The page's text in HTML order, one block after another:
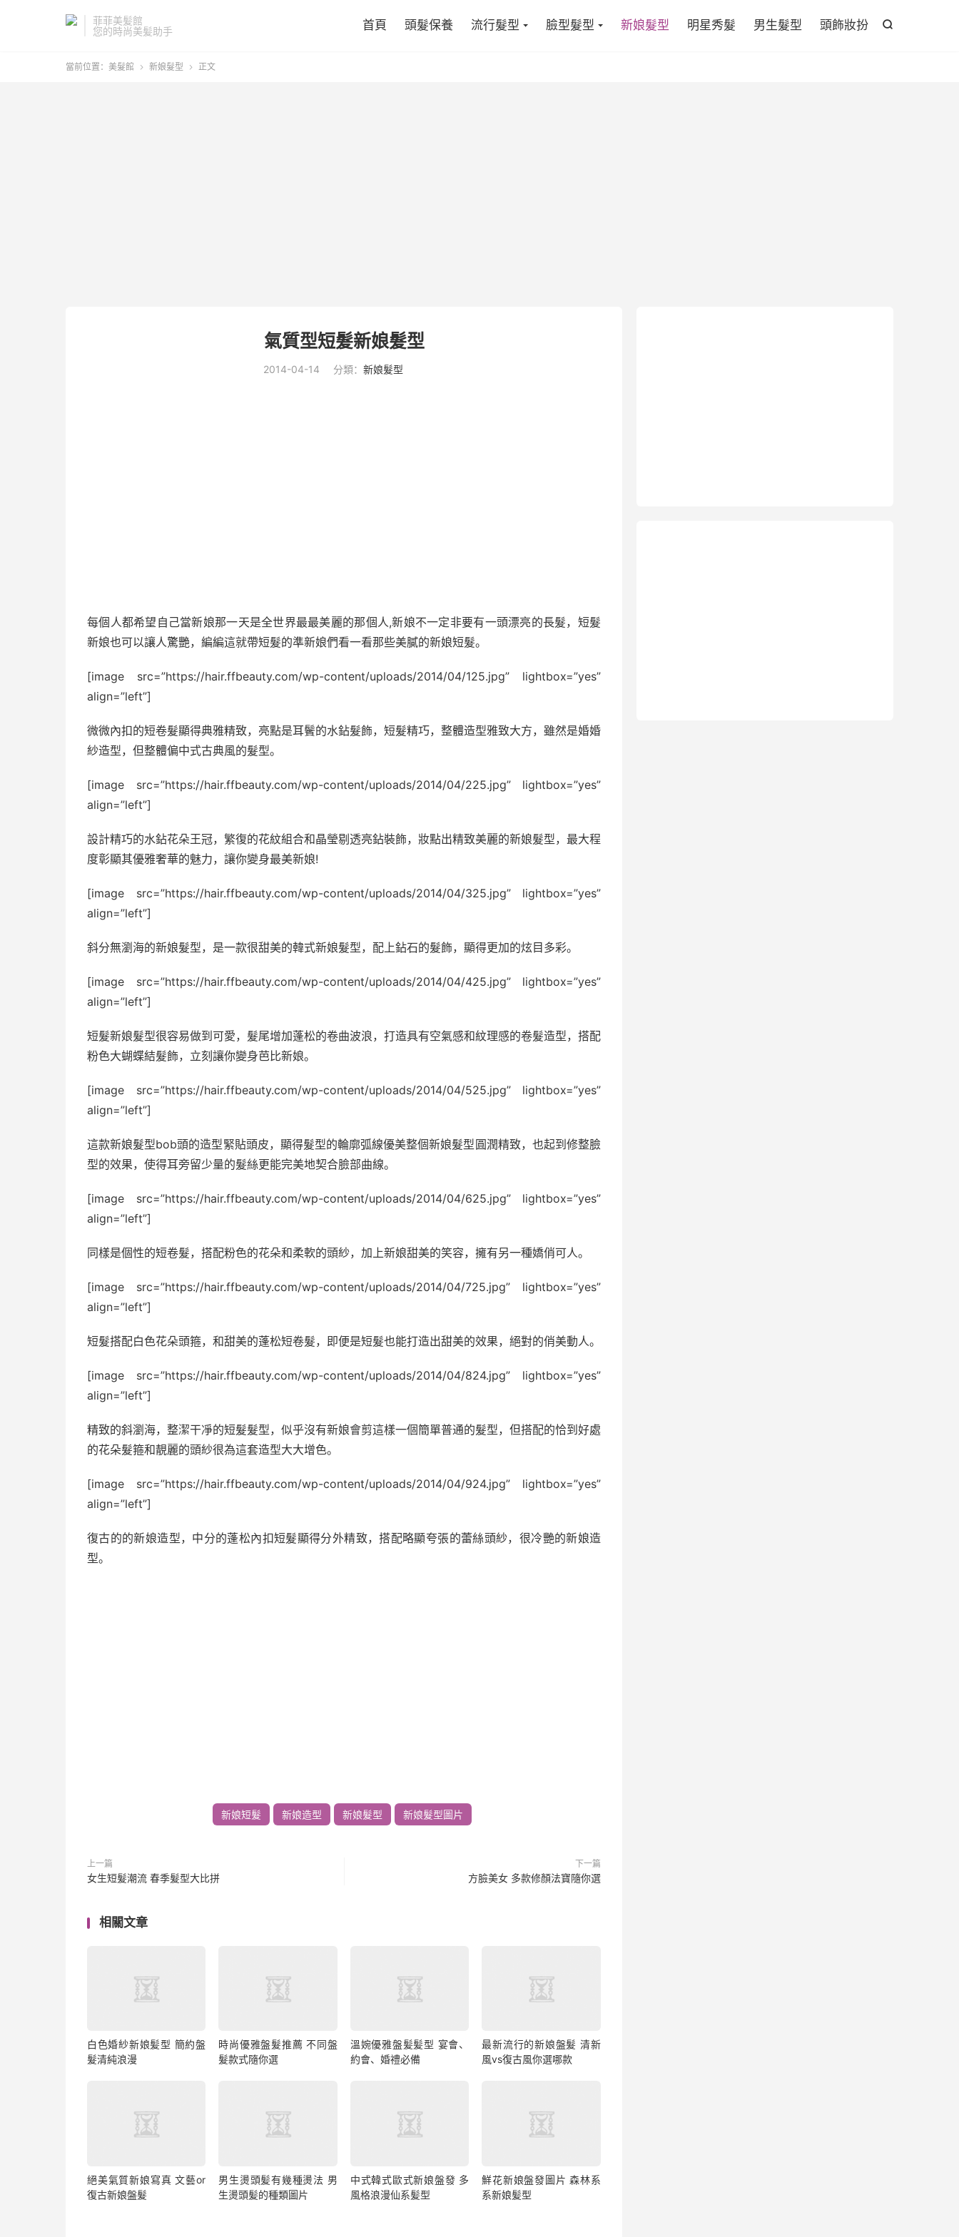
菲菲美髪館
您的時尚美髪助手

首頁 頭髮保養 流行髮型 臉型髮型 新娘髮型 明星秀髮 男生髮型 頭飾妝扮
當前位置： 美髮館  新娘髮型  正文
氣質型短髮新娘髮型
2014-04-14 分類： 新娘髮型
每個人都希望自己當新娘那一天是全世界最最美麗的那個人,新娘不一定非要有一頭漂亮的長髮，短髮
新娘也可以讓人驚艷，編編這就帶短髮的準新娘們看一看那些美膩的新娘短髮。
[image src=”https://hair.ffbeauty.com/wp-content/uploads/2014/04/125.jpg” lightbox=”yes”
align=”left”]
微微內扣的短卷髮顯得典雅精致，亮點是耳鬢的水鉆髮飾，短髮精巧，整體造型雅致大方，雖然是婚婚
紗造型，但整體偏中式古典風的髮型。
[image src=”https://hair.ffbeauty.com/wp-content/uploads/2014/04/225.jpg” lightbox=”yes”
align=”left”]
設計精巧的水鉆花朵王冠，繁復的花紋組合和晶瑩剔透亮鉆裝飾，妝點出精致美麗的新娘髮型，最大程
度彰顯其優雅奢華的魅力，讓你變身最美新娘!
[image src=”https://hair.ffbeauty.com/wp-content/uploads/2014/04/325.jpg” lightbox=”yes”
align=”left”]
斜分無瀏海的新娘髮型，是一款很甜美的韓式新娘髮型，配上鉆石的髮飾，顯得更加的炫目多彩。
[image src=”https://hair.ffbeauty.com/wp-content/uploads/2014/04/425.jpg” lightbox=”yes”
align=”left”]
短髮新娘髮型很容易做到可愛，髮尾增加蓬松的卷曲波浪，打造具有空氣感和紋理感的卷髮造型，搭配
粉色大蝴蝶結髮飾，立刻讓你變身芭比新娘。
[image src=”https://hair.ffbeauty.com/wp-content/uploads/2014/04/525.jpg” lightbox=”yes”
align=”left”]
這款新娘髮型bob頭的造型緊貼頭皮，顯得髮型的輪廓弧線優美整個新娘髮型圓潤精致，也起到修整臉
型的效果，使得耳旁留少量的髮絲更能完美地契合臉部曲線。
[image src=”https://hair.ffbeauty.com/wp-content/uploads/2014/04/625.jpg” lightbox=”yes”
align=”left”]
同樣是個性的短卷髮，搭配粉色的花朵和柔軟的頭紗，加上新娘甜美的笑容，擁有另一種嬌俏可人。
[image src=”https://hair.ffbeauty.com/wp-content/uploads/2014/04/725.jpg” lightbox=”yes”
align=”left”]
短髮搭配白色花朵頭箍，和甜美的蓬松短卷髮，即便是短髮也能打造出甜美的效果，絕對的俏美動人。
[image src=”https://hair.ffbeauty.com/wp-content/uploads/2014/04/824.jpg” lightbox=”yes”
align=”left”]
精致的斜瀏海，整潔干凈的短髮髮型，似乎沒有新娘會剪這樣一個簡單普通的髮型，但搭配的恰到好處
的花朵髮箍和靚麗的頭紗很為這套造型大大增色。
[image src=”https://hair.ffbeauty.com/wp-content/uploads/2014/04/924.jpg” lightbox=”yes”
align=”left”]
復古的的新娘造型，中分的蓬松內扣短髮顯得分外精致，搭配略顯夸張的蕾絲頭紗，很冷艷的新娘造
型。
新娘短髮 新娘造型 新娘髮型 新娘髮型圖片
上一篇
女生短髮潮流 春季髮型大比拼
下一篇
方臉美女 多款修顏法寶隨你選
相關文章
白色婚紗新娘髪型 簡約盤
髮清純浪漫
時尚優雅盤髮推薦 不同盤
髮款式隨你選
溫婉優雅盤髪髪型 宴會、
約會、婚禮必備
最新流行的新娘盤髮 清新
風vs復古風你選哪款
絕美氣質新娘寫真 文藝or
復古新娘盤髮
男生燙頭髪有幾種燙法 男
生燙頭髪的種類圖片
中式韓式歐式新娘盤發 多
風格浪漫仙系髪型
鮮花新娘盤發圖片 森林系
系新娘髪型